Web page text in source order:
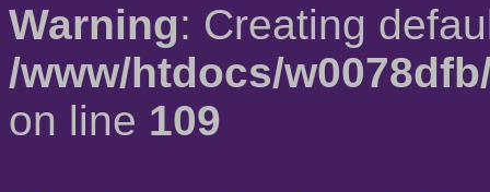
Warning: Creating
/www/htdocs/
on line 109